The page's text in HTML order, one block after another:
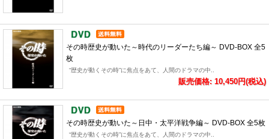
その時歴史が動いた～時代のリーダーたち編～ DVD-BOX 全5
枚
“歴史が動くその時”に焦点をあて、人間のドラマの中..
販売価格: 10,450円(税込)
その時歴史が動いた～日中・太平洋戦争編～ DVD-BOX 全5枚
“歴史が動くその時”に焦点をあて、人間のドラマの中..